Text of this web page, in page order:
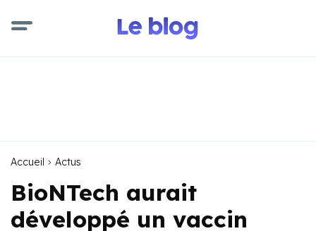
Accueil Actus
BioNTech aurait
développé un vaccin